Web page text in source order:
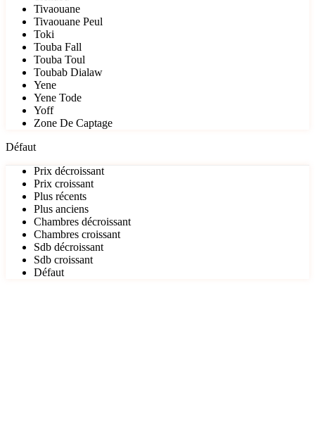
Tivaouane
Tivaouane Peul
Toki
Touba Fall
Touba Toul
Toubab Dialaw
Yene
Yene Tode
Yoff
Zone De Captage
Défaut
Prix décroissant
Prix croissant
Plus récents
Plus anciens
Chambres décroissant
Chambres croissant
Sdb décroissant
Sdb croissant
Défaut